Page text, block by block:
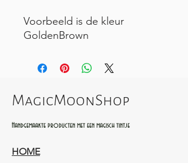
Voorbeeld is de kleur
GoldenBrown
MagicMoonShop
Handgemaakte producten met een magisch tintje
HOME